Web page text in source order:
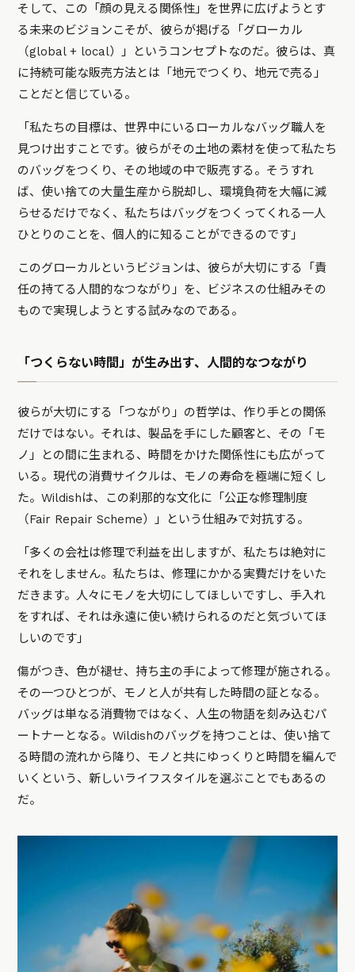
そして、この「顔の見える関係性」を世界に広げようとす
る未来のビジョンこそが、彼らが掲げる「グローカル
（global + local）」というコンセプトなのだ。彼らは、真
に持続可能な販売方法とは「地元でつくり、地元で売る」
ことだと信じている。
「私たちの目標は、世界中にいるローカルなバッグ職人を
見つけ出すことです。彼らがその土地の素材を使って私たち
のバッグをつくり、その地域の中で販売する。そうすれ
ば、使い捨ての大量生産から脱却し、環境負荷を大幅に減
らせるだけでなく、私たちはバッグをつくってくれる一人
ひとりのことを、個人的に知ることができるのです」
このグローカルというビジョンは、彼らが大切にする「責
任の持てる人間的なつながり」を、ビジネスの仕組みその
もので実現しようとする試みなのである。
「つくらない時間」が生み出す、人間的なつながり
彼らが大切にする「つながり」の哲学は、作り手との関係
だけではない。それは、製品を手にした顧客と、その「モ
ノ」との間に生まれる、時間をかけた関係性にも広がって
いる。現代の消費サイクルは、モノの寿命を極端に短くし
た。Wildishは、この刹那的な文化に「公正な修理制度
（Fair Repair Scheme）」という仕組みで対抗する。
「多くの会社は修理で利益を出しますが、私たちは絶対に
それをしません。私たちは、修理にかかる実費だけをいた
だきます。人々にモノを大切にしてほしいですし、手入れ
をすれば、それは永遠に使い続けられるのだと気づいてほ
しいのです」
傷がつき、色が褪せ、持ち主の手によって修理が施される。
その一つひとつが、モノと人が共有した時間の証となる。
バッグは単なる消費物ではなく、人生の物語を刻み込むパ
ートナーとなる。Wildishのバッグを持つことは、使い捨て
る時間の流れから降り、モノと共にゆっくりと時間を編んで
いくという、新しいライフスタイルを選ぶことでもあるの
だ。